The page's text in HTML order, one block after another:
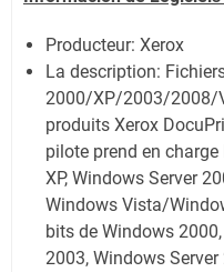
Producteur: Xerox
La description:
2000/XP/2003/2008/
produits Xerox
pilote prend en
XP, Windows Server
Windows Vista/
bits de Windows
2003, Windows